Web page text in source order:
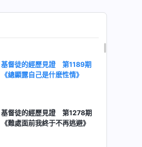
基督徒的經歷見證 第1099期
基督徒的經歷見證 第1189期
《總顯露自己是什麽性情》
基督徒的經歷見證 第1278期
《難處面前我終于不再逃避》